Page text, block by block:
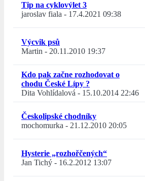
Tip na cyklovýlet 3
jaroslav fiala - 17.4.2021 09:38
Výcvik psů
Martin - 20.11.2010 19:37
Kdo pak začne rozhodovat o
chodu České Lípy ?
Dita Vohlídalová - 15.10.2014 22:46
Českolipské chodníky
mochomurka - 21.12.2010 20:05
Hysterie „rozhořčených“
Jan Tichý - 16.2.2012 13:07